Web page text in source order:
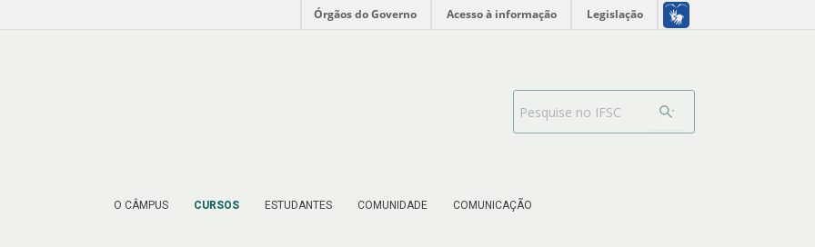
Órgãos do Governo Acesso à informação Legislação
O CÂMPUS CURSOS ESTUDANTES COMUNIDADE COMUNICAÇÃO
Barra de busca